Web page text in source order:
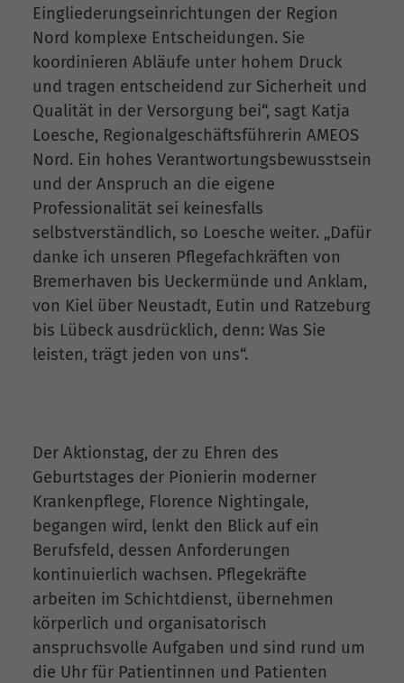
Eingliederungseinrichtungen der Region
Nord komplexe Entscheidungen. Sie
koordinieren Abläufe unter hohem Druck
und tragen entscheidend zur Sicherheit und
Qualität in der Versorgung bei“, sagt Katja
Loesche, Regionalgeschäftsführerin AMEOS
Nord. Ein hohes Verantwortungsbewusstsein
und der Anspruch an die eigene
Professionalität sei keinesfalls
selbstverständlich, so Loesche weiter. „Dafür
danke ich unseren Pflegefachkräften von
Bremerhaven bis Ueckermünde und Anklam,
von Kiel über Neustadt, Eutin und Ratzeburg
bis Lübeck ausdrücklich, denn: Was Sie
leisten, trägt jeden von uns“.
Der Aktionstag, der zu Ehren des
Geburtstages der Pionierin moderner
Krankenpflege, Florence Nightingale,
begangen wird, lenkt den Blick auf ein
Berufsfeld, dessen Anforderungen
kontinuierlich wachsen. Pflegekräfte
arbeiten im Schichtdienst, übernehmen
körperlich und organisatorisch
anspruchsvolle Aufgaben und sind rund um
die Uhr für Patientinnen und Patienten